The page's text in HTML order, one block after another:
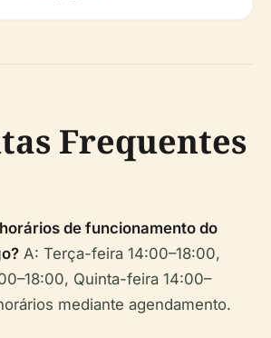
Frequentes
de funcionamento do
A: Terça-feira 14:00–18:00,
Quinta-feira 14:00–
mediante agendamento.